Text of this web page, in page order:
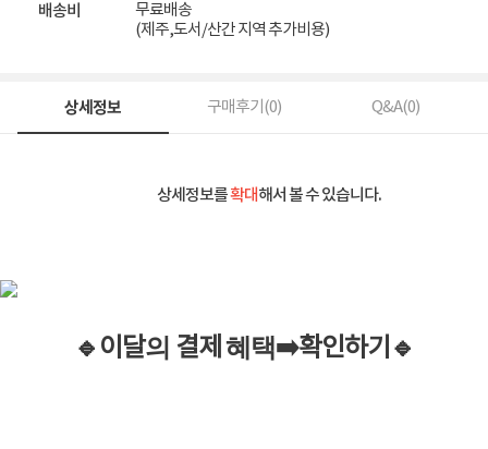
배송비
무료배송
(제주,도서/산간 지역 추가비용)
상세정보 구매후기(0) Q&A(0)
상세정보를확대해서 볼 수 있습니다.
🔹이 달의 결제 혜택➡️확인하기 🔹